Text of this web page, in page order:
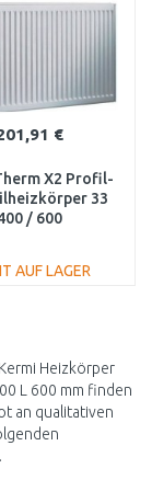
€
X2 Profil-
33
/ 600
AUF LAGER
Vergleichen
Heizkörper
L 600 mm finden
an qualitativen